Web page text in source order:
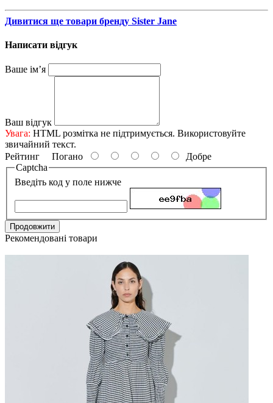
Дивитися ще товари бренду Sister Jane
Написати відгук
Ваше ім’я
Ваш відгук
Увага: HTML розмітка не підтримується. Використовуйте
звичайний текст.
Рейтинг Погано
Добре
Captcha
Введіть код у поле нижче
Продовжити
Рекомендовані товари